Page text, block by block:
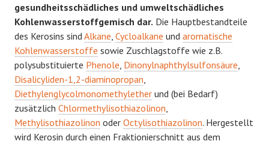
gesundheitsschädliches und umweltschädliches
Kohlenwasserstoffgemisch dar. Die Hauptbestandteile
des Kerosins sind Alkane Cycloalkane und aromatische
Kohlenwasserstoffe sowie Zuschlagstoffe wie z.B.
polysubstituierte Phenole Dinonylnaphthylsulfonsäure
Disalicyliden-1,2-diaminopropan
Diethylenglycolmonomethylether und (bei Bedarf)
zusätzlich Chlormethylisothiazolinon
Methylisothiazolinon oder Octylisothiazolinon. Hergestellt
wird Kerosin durch einen Fraktionierschnitt aus dem